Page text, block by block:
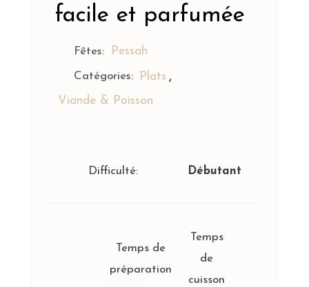
facile et parfumée
Fêtes: Pessah
Catégories: Plats ,
Viande & Poisson
Difficulté: Débutant
Temps de
préparation
Temps
de
cuisson